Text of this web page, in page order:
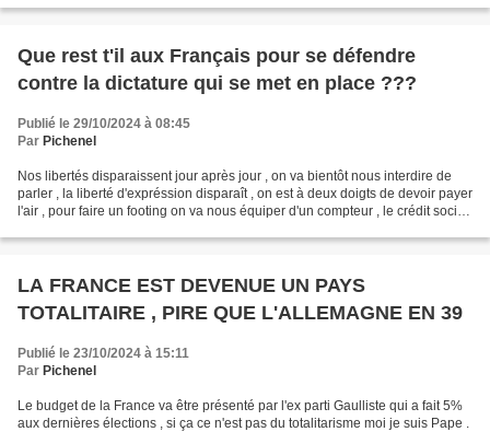
Que rest t'il aux Français pour se défendre
contre la dictature qui se met en place ???
Publié le 29/10/2024 à 08:45
Par Pichenel
Nos libertés disparaissent jour après jour , on va bientôt nous interdire de
parler , la liberté d'expréssion disparaît , on est à deux doigts de devoir payer
l'air , pour faire un footing on va nous équiper d'un compteur , le crédit social
LA FRANCE EST DEVENUE UN PAYS
TOTALITAIRE , PIRE QUE L'ALLEMAGNE EN 39
Publié le 23/10/2024 à 15:11
Par Pichenel
Le budget de la France va être présenté par l'ex parti Gaulliste qui a fait 5%
aux dernières élections , si ça ce n'est pas du totalitarisme moi je suis Pape .